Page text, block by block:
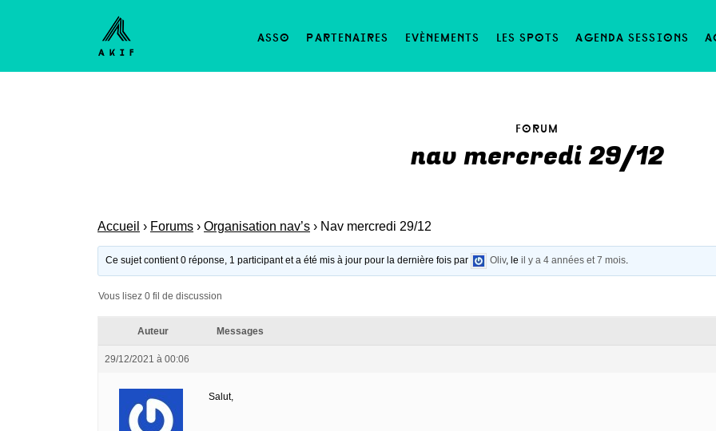
asso partenaires evènements les spots agenda sessions
forum
nav mercredi 29/12
Accueil › Forums › Organisation nav’s › Nav mercredi 29/12
Ce sujet contient 0 réponse, 1 participant et a été mis à jour pour la dernière fois par Oliv, leil y a 4 années et 7 mois.
Vous lisez 0 fil de discussion
Auteur Messages
29/12/2021 à 00:06
Salut,